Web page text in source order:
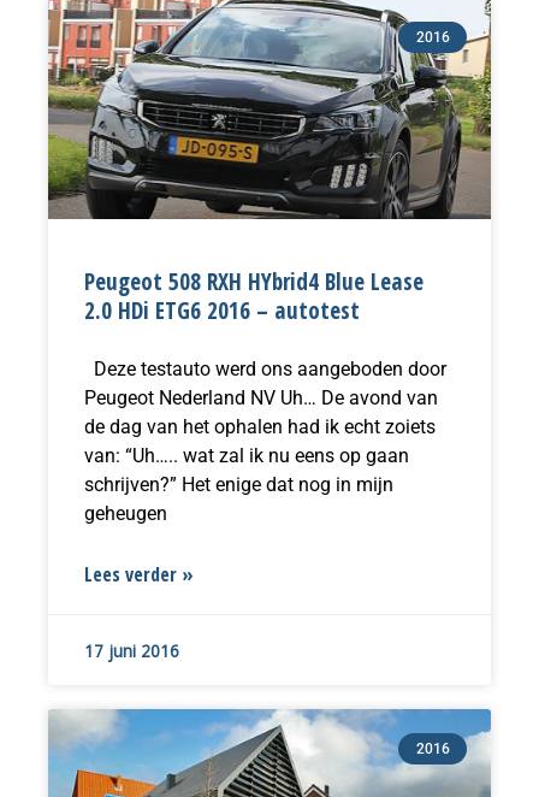
2016
Peugeot 508 RXH HYbrid4 Blue Lease
2.0 HDi ETG6 2016 – autotest
Deze testauto werd ons aangeboden door
Peugeot Nederland NV Uh… De avond van
de dag van het ophalen had ik echt zoiets
van: “Uh….. wat zal ik nu eens op gaan
schrijven?” Het enige dat nog in mijn
geheugen
Lees verder »
17 juni 2016
2016